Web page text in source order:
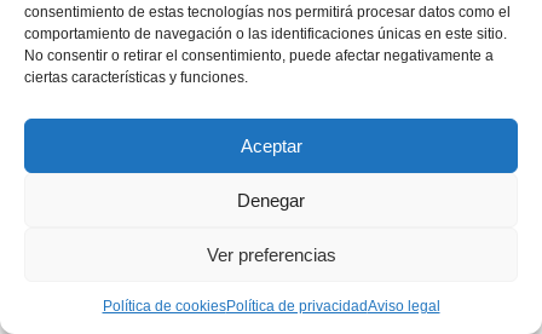
consentimiento de estas tecnologías nos permitirá procesar datos como el
comportamiento de navegación o las identificaciones únicas en este sitio.
No consentir o retirar el consentimiento, puede afectar negativamente a
ciertas características y funciones.
Aceptar
Denegar
Ver preferencias
Política de cookiesPolítica de privacidadAviso legal